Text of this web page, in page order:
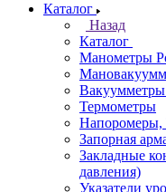
Каталог
Назад
Каталог
Манометры
Термометры
Напоромеры,
Запорная
Закладные
давления)
Указатели